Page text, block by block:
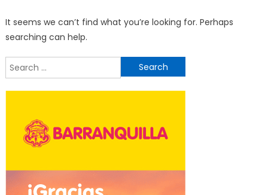
It seems we can’t find what you’re looking for. Perhaps
searching can help.
for: